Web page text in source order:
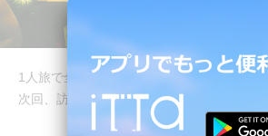
1人旅で全種類制覇するのは無理でした 笑
次回、訪れた時には本気出します！笑